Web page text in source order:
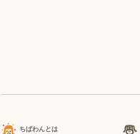
ちばわんとは